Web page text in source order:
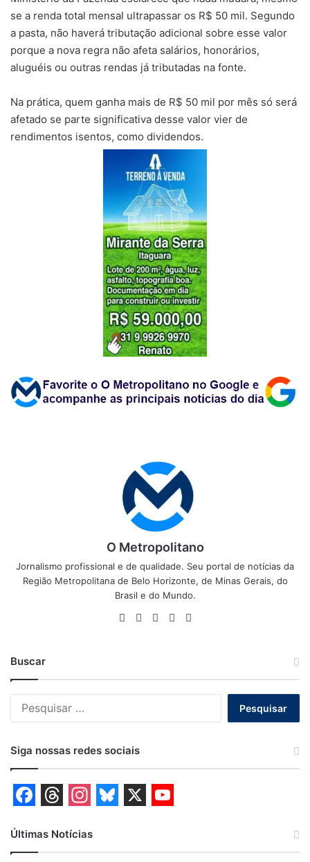
se a renda total mensal ultrapassar os R$ 50 mil. Segundo
a pasta, não haverá tributação adicional sobre esse valor
porque a nova regra não afeta salários, honorários,
aluguéis ou outras rendas já tributadas na fonte.
Na prática, quem ganha mais de R$ 50 mil por mês só será
afetado se parte significativa desse valor vier de
rendimentos isentos, como dividendos.
O Metropolitano
Jornalismo profissional e de qualidade. Seu portal de notícias da
Região Metropolitana de Belo Horizonte, de Minas Gerais, do
Brasil e do Mundo.
WebsiteFacebook
X YouTube
Buscar
Siga nossas redes sociais
a
h n
Últimas Notícias